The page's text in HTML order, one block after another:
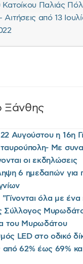
Παλιάς
από 13
Ξάνθης
Αυγούστου η 16η
Με
οι εκδηλώσεις
6 ημεδαπών για
όλα με ένα
Σύλλογος
του Μυρωδάτου
LED στο οδικό
από 62% έως 69%